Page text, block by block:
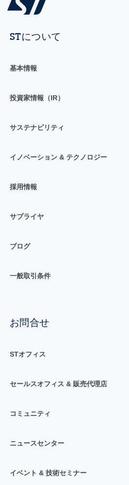
STについて
基本情報
投資家情報（IR）
サステナビリティ
イノベーション & テクノロジー
採用情報
サプライヤ
ブログ
一般取引条件
お問合せ
STオフィス
セールスオフィス & 販売代理店
コミュニティ
ニュースセンター
イベント & 技術セミナー